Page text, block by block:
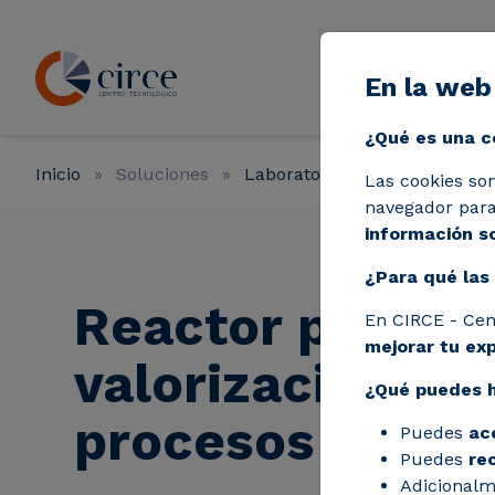
Líneas de
Inicio Soluciones Laboratorios Reactor
Reactor para
valorización
procesos
En la
¿Qué es una
Las cookies
navegador
información
¿Para qué
En CIRCE -
mejorar tu
¿Qué puedes
Puedes
Puedes